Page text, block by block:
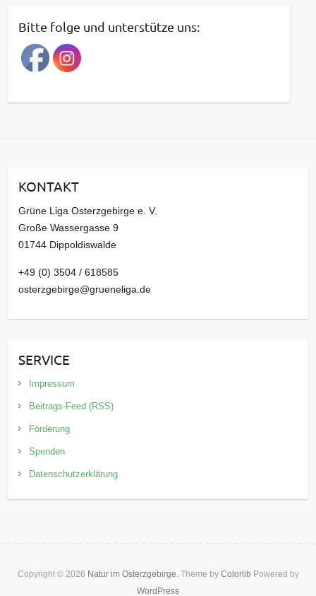
r
a
g
a
v
Bitte folge und unterstütze uns:
KONTAKT
Grüne Liga Osterzgebirge e. V.
Große Wassergasse 9
01744 Dippoldiswalde
+49 (0) 3504 / 618585
osterzgebirge@grueneliga.de
SERVICE
Impressum
Beitrags-Feed (RSS)
Förderung
Spenden
Datenschutzerklärung
Copyright © 2026 Natur im Osterzgebirge . Theme by Colorlib Powered by
WordPress